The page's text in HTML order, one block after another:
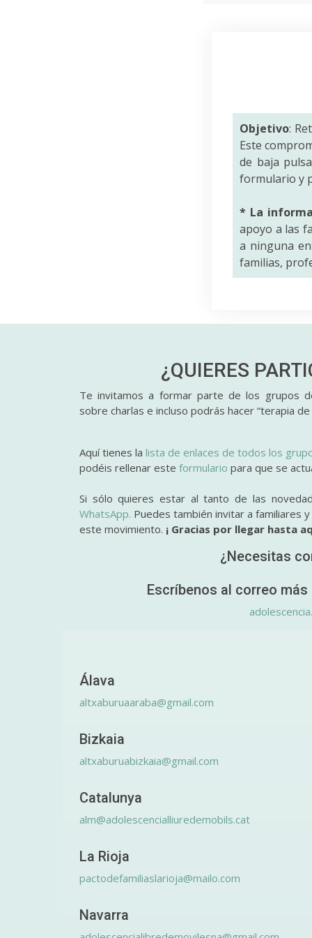
Objetivo:
Este
de baja
formulario y
* La
apoyo a las
a ninguna
familias,
¿QUIERES
Te invitamos a formar parte de los grupos
sobre charlas e incluso podrás hacer “terapia de
Aquí tienes lalista de enlaces de todos los
podéis rellenar este formulario para que se
Si sólo quieres estar al tanto de las
WhatsApp. Puedes también invitar a familiares
este movimiento. ¡ Gracias por llegar hasta
¿Necesitas
Escríbenos al correo
Álava
altxaburuaaraba@gmail.com
Bizkaia
altxaburuabizkaia@gmail.com
Catalunya
alm@adolescencialliuredemobils.cat
La Rioja
pactodefamiliaslarioja@mailo.com
Navarra